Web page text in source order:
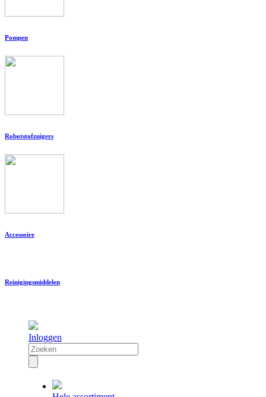
Pompen
Robotstofzuigers
Accessoire
Reinigingsmiddelen
Inloggen